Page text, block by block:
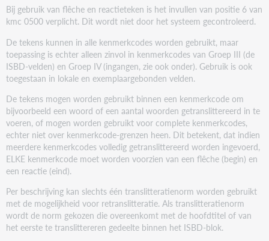
Bij gebruik van flêche en reactieteken is het invullen van positie 6 van
kmc 0500 verplicht. Dit wordt niet door het systeem gecontroleerd.
De tekens kunnen in alle kenmerkcodes worden gebruikt, maar
toepassing is echter alleen zinvol in kenmerkcodes van Groep III (de
ISBD-velden) en Groep IV (ingangen, zie ook onder). Gebruik is ook
toegestaan in lokale en exemplaargebonden velden.
De tekens mogen worden gebruikt binnen een kenmerkcode om
bijvoorbeeld een woord of een aantal woorden getranslittereerd in te
voeren, of mogen worden gebruikt voor complete kenmerkcodes,
echter niet over kenmerkcode-grenzen heen. Dit betekent, dat indien
meerdere kenmerkcodes volledig getranslittereerd worden ingevoerd,
ELKE kenmerkcode moet worden voorzien van een flêche (begin) en
een reactie (eind).
Per beschrijving kan slechts één translitteratienorm worden gebruikt
met de mogelijkheid voor retranslitteratie. Als translitteratienorm
wordt de norm gekozen die overeenkomt met de hoofdtitel of van
het eerste te translittereren gedeelte binnen het ISBD-blok.